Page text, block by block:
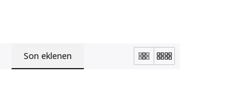
Son eklenen